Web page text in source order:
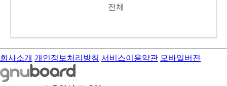
전체
회사소개 개인정보처리방침 서비스이용약관 모바일버전